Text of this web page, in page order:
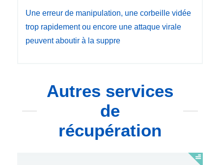
Une erreur de manipulation, une corbeille vidée
trop rapidement ou encore une attaque virale
peuvent aboutir à la suppre
Autres services
de
récupération